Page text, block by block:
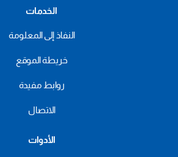
الخدمات
النفاذ إلى المعلومة
خريطة الموقع
روابط مفيدة
الاتصال
الأدوات